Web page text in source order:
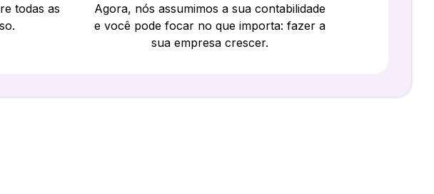
todas as
Agora, nós assumimos a sua contabilidade
e você pode focar no que importa: fazer a
sua empresa crescer.